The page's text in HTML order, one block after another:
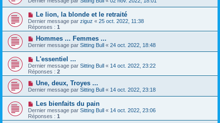
Le lion, la blonde et le retraité
Dernier message par ziguz « 25 oct. 2022, 11:38
Réponses : 1
Hommes ... Femmes ...
Dernier message par Sitting Bull « 24 oct. 2022, 18:48
L'essentiel ...
Dernier message par Sitting Bull « 14 oct. 2022, 23:22
Réponses : 2
Une, deux, Troyes ...
Dernier message par Sitting Bull « 14 oct. 2022, 23:18
Les bienfaits du pain
Dernier message par Sitting Bull « 14 oct. 2022, 23:06
Réponses : 1